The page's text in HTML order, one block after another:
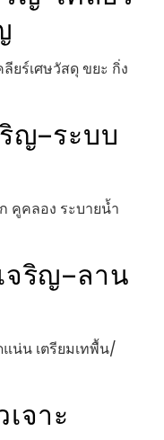
ยร์เศษวัสดุ ขยะ กิ่ง
ญ–ระบบ
คูคลอง ระบายน้ำ
จริญ–ลาน
น่น เตรียมเทพื้น/
จาะ